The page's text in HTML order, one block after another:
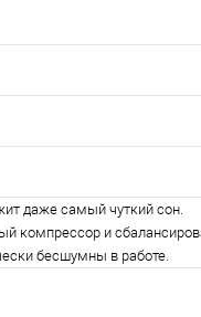
даже самый чуткий сон.
компрессор и
бесшумны в работе.